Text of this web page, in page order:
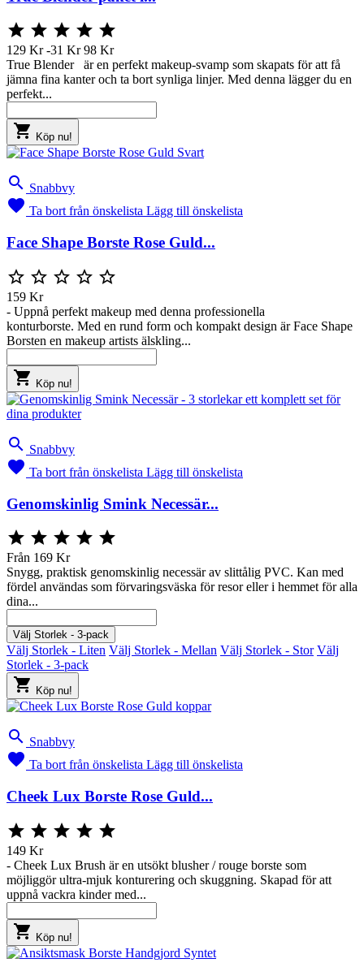
    
129 Kr -31 Kr 98 Kr
True Blender är en perfekt makeup-svamp som skapats för att få
jämna fina kanter och ta bort synliga linjer. Med denna lägger du en
perfekt...
 Köp nu!
 Snabbvy
 Ta bort från önskelista Lägg till önskelista
Face Shape Borste Rose Guld...
    
159 Kr
- Uppnå perfekt makeup med denna professionella
konturborste. Med en rund form och kompakt design är Face Shape
Borsten en makeup artists älskling...
 Köp nu!
 Snabbvy
 Ta bort från önskelista Lägg till önskelista
Genomskinlig Smink Necessär...
    
Från 169 Kr
Snygg, praktisk genomskinlig necessär av slittålig PVC. Kan med
fördel användas som förvaringsväska för resor eller i hemmet för alla
dina...
Välj Storlek - 3-pack
Välj Storlek - Liten Välj Storlek - Mellan Välj Storlek - Stor Välj
Storlek - 3-pack
 Köp nu!
 Snabbvy
 Ta bort från önskelista Lägg till önskelista
Cheek Lux Borste Rose Guld...
    
149 Kr
- Cheek Lux Brush är en utsökt blusher / rouge borste som
möjliggör ultra-mjuk konturering och skuggning. Skapad för att
uppnå vackra kinder med...
 Köp nu!